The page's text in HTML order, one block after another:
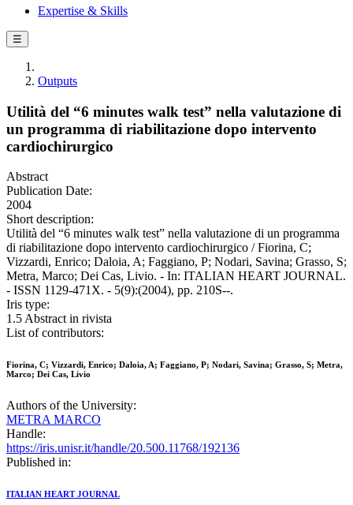
Expertise & Skills
☰
Outputs
Utilità del “6 minutes walk test” nella valutazione di
un programma di riabilitazione dopo intervento
cardiochirurgico
Abstract
Publication Date:
2004
Short description:
Utilità del “6 minutes walk test” nella valutazione di un programma
di riabilitazione dopo intervento cardiochirurgico / Fiorina, C;
Vizzardi, Enrico; Daloia, A; Faggiano, P; Nodari, Savina; Grasso, S;
Metra, Marco; Dei Cas, Livio. - In: ITALIAN HEART JOURNAL.
- ISSN 1129-471X. - 5(9):(2004), pp. 210S--.
Iris type:
1.5 Abstract in rivista
List of contributors:
Fiorina, C; Vizzardi, Enrico; Daloia, A; Faggiano, P; Nodari, Savina; Grasso, S; Metra,
Marco; Dei Cas, Livio
Authors of the University:
METRA MARCO
Handle:
https://iris.unisr.it/handle/20.500.11768/192136
Published in:
ITALIAN HEART JOURNAL